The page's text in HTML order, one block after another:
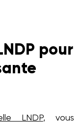
pour
LNDP, vous